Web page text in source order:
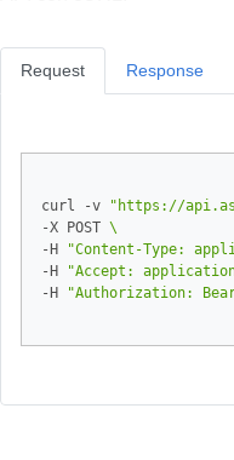
Request
curl -v
"https://
-X POST
-H
"Content-Type:
-H
"Accept:
-H
"Authorization:
Response